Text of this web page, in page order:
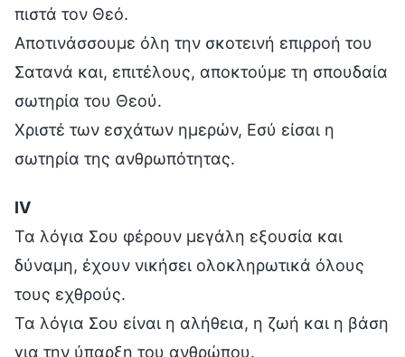
πιστά τον Θεό.
Αποτινάσσουμε όλη την σκοτεινή επιρροή του
Σατανά και, επιτέλους, αποκτούμε τη σπουδαία
σωτηρία του Θεού.
Χριστέ των εσχάτων ημερών, Εσύ είσαι η
σωτηρία της ανθρωπότητας.
Ⅳ
Τα λόγια Σου φέρουν μεγάλη εξουσία και
δύναμη, έχουν νικήσει ολοκληρωτικά όλους
τους εχθρούς.
Τα λόγια Σου είναι η αλήθεια, η ζωή και η βάση
για την ύπαρξη του ανθρώπου.